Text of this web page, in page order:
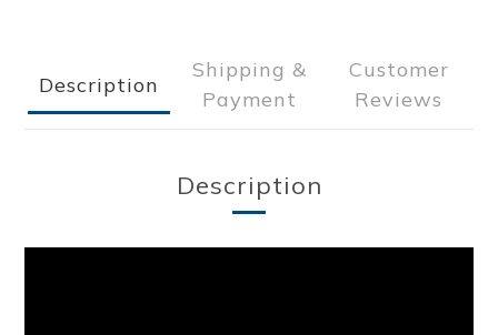
Description
Shipping &
Payment
Customer
Reviews
Description